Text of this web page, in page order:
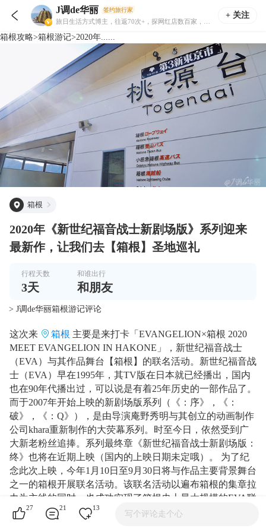
 J调de华丽 签约旅行家
+ 关注
箱根攻略>箱根游记>2020年......
箱根
2020年《新世纪福音战士新剧场版》系列迎来
最新作，让我们去【箱根】圣地巡礼
行程天数
3天
和谁出行
和朋友
> J调de华丽箱根游记评论
这次来 箱根 主要是来打卡「EVANGELION×箱根 2020
MEET EVANGELION IN HAKONE」，新世纪福音战士
（EVA）与其作品舞台【箱根】的联名活动。新世纪福音战
士（EVA）早在1995年，其TV版在日本就已经播出，国内
也在90年代播出过，可以说是有着25年历史的一部作品了。
而于2007年开始上映的新剧场版系列（《：序》，《：
破》，《：Q》），是由导演庵野秀明与其创立的动画制作
公司khara重新制作的大荧幕系列。时至今日，依然受到广
大新老粉丝追捧。系列最终章《新世纪福音战士新剧场版：
终》也将在近期上映（国内的上映日期未定哦）。 为了纪
念此次上映，今年1月10日至9月30日将与作品主要背景舞台
之一的箱根开展联名活动。该联名活动以遍布箱根的集章拉
力为主线的同时，也成功实现了箱根史上最大规模的EVA联
动。27 21 13
写个评论走个心